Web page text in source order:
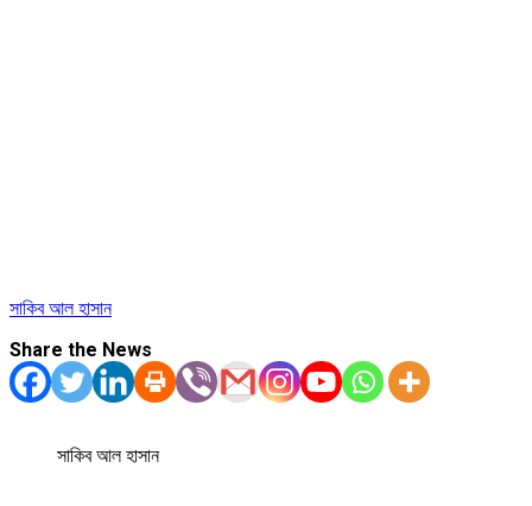
সাকিব আল হাসান
Share the News
সাকিব আল হাসান